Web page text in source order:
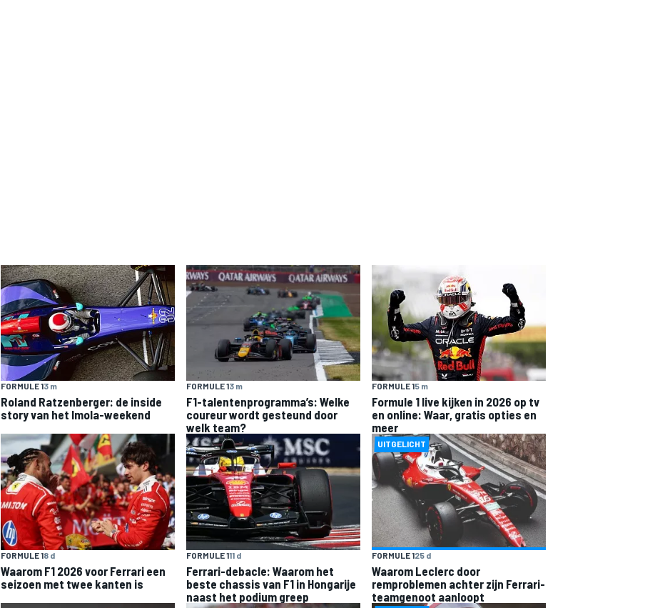
FORMULE 13 m
Roland Ratzenberger: de inside
story van het Imola-weekend
FORMULE 13 m
F1-talentenprogramma’s: Welke
coureur wordt gesteund door
welk team?
FORMULE 15 m
Formule 1 live kijken in 2026 op tv
en online: Waar, gratis opties en
meer
FORMULE 18 d
Waarom F1 2026 voor Ferrari een
seizoen met twee kanten is
FORMULE 111 d
Ferrari-debacle: Waarom het
beste chassis van F1 in Hongarije
naast het podium greep
UITGELICHT
FORMULE 125 d
Waarom Leclerc door
remproblemen achter zijn Ferrari-
teamgenoot aanloopt